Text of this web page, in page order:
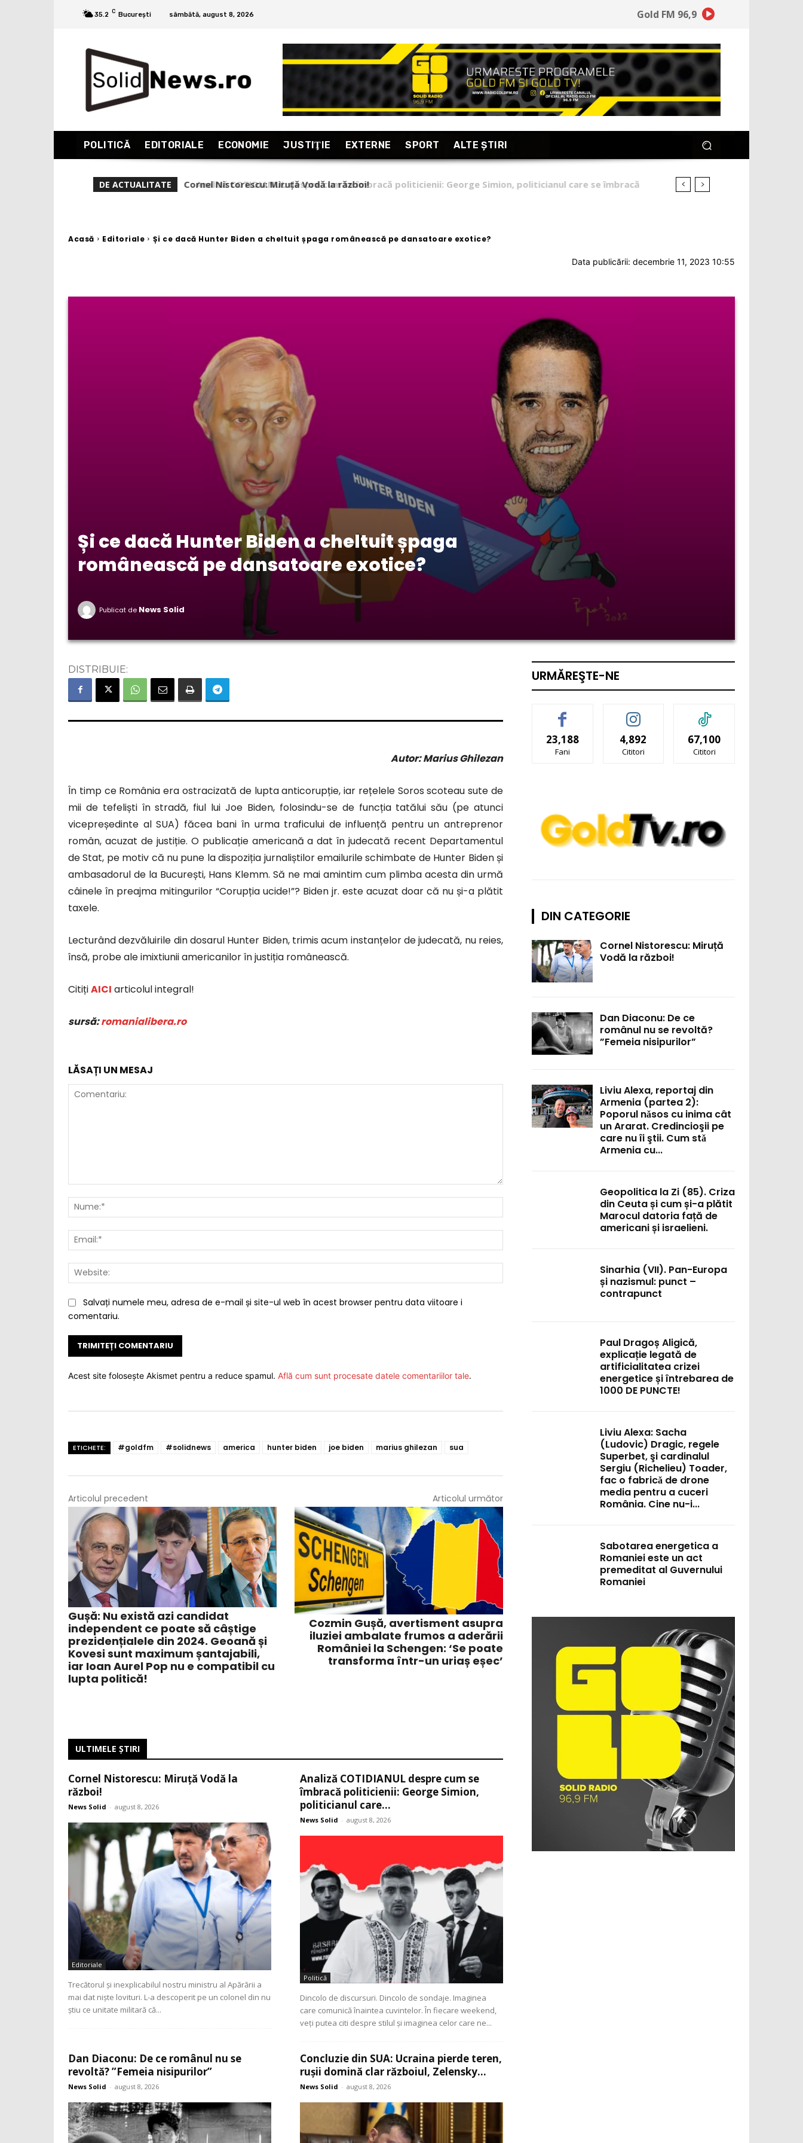
35.2 C București sâmbătă, august 8, 2026 Gold FM 96,9
POLITICĂ EDITORIALE ECONOMIE JUSTIŢIE EXTERNE SPORT ALTE ŞTIRI
DE ACTUALITATE
Analiză COTIDIANUL despre cum se îmbracă politicienii: George Simion, politicianul care se îmbracă
Acasă Editoriale Și ce dacă Hunter Biden a cheltuit șpaga românească pe dansatoare exotice?
Data publicării: decembrie 11, 2023 10:55
Și ce dacă Hunter Biden a cheltuit șpaga
românească pe dansatoare exotice?
Publicat de News Solid
DISTRIBUIE:
Autor: Marius Ghilezan
În timp ce România era ostracizată de lupta anticorupție, iar rețelele Soros scoteau sute de
mii de tefeliști în stradă, fiul lui Joe Biden, folosindu-se de funcția tatălui său (pe atunci
vicepreședinte al SUA) făcea bani în urma traficului de influență pentru un antreprenor
român, acuzat de justiție. O publicație americană a dat în judecată recent Departamentul
de Stat, pe motiv că nu pune la dispoziția jurnaliștilor emailurile schimbate de Hunter Biden și
ambasadorul de la București, Hans Klemm. Să ne mai amintim cum plimba acesta din urmă
câinele în preajma mitingurilor “Corupția ucide!”? Biden jr. este acuzat doar că nu și-a plătit
taxele.
Lecturând dezvăluirile din dosarul Hunter Biden, trimis acum instanțelor de judecată, nu reies,
însă, probe ale imixtiunii americanilor în justiția românească.
CitițiAICI articolul integral!
sursă:romanialibera.ro
LĂSAȚI UN MESAJ
Salvați numele meu, adresa de e-mail și site-ul web în acest browser pentru data viitoare i
comentariu.
Acest site folosește Akismet pentru a reduce spamul. Află cum sunt procesate datele comentariilor tale.
ETICHETE: #goldfm #solidnews america hunter biden joe biden marius ghilezan sua
Articolul precedent
Gușă: Nu există azi candidat
independent ce poate să câștige
prezidențialele din 2024. Geoană și
Kovesi sunt maximum șantajabili,
iar Ioan Aurel Pop nu e compatibil cu
lupta politică!
Articolul următor
Cozmin Gușă, avertisment asupra
iluziei ambalate frumos a aderării
României la Schengen: ‘Se poate
transforma într-un uriaș eșec’
ULTIMELE ŞTIRI
Cornel Nistorescu: Miruță Vodă la
război!
News Solid - august 8, 2026
Editoriale
Trecătorul și inexplicabilul nostru ministru al Apărării a
mai dat niște lovituri. L-a descoperit pe un colonel din nu
știu ce unitate militară că...
Analiză COTIDIANUL despre cum se
îmbracă politicienii: George Simion,
politicianul care...
News Solid - august 8, 2026
Politică
Dincolo de discursuri. Dincolo de sondaje. Imaginea
care comunică înaintea cuvintelor. În fiecare weekend,
veți putea citi despre stilul și imaginea celor care ne...
Dan Diaconu: De ce românul nu se
revoltă? ”Femeia nisipurilor”
News Solid - august 8, 2026
Concluzie din SUA: Ucraina pierde teren,
rușii domină clar războiul, Zelensky...
News Solid - august 8, 2026
URMĂREŞTE-NE
23,188
Fani
4,892
Cititori
67,100
Cititori
DIN CATEGORIE
Cornel Nistorescu: Miruță
Vodă la război!
Dan Diaconu: De ce
românul nu se revoltă?
”Femeia nisipurilor”
Liviu Alexa, reportaj din
Armenia (partea 2):
Poporul nǎsos cu inima cât
un Ararat. Credincioşii pe
care nu îi ştii. Cum stǎ
Armenia cu...
Geopolitica la Zi (85). Criza
din Ceuta și cum și-a plătit
Marocul datoria față de
americani și israelieni.
Sinarhia (VII). Pan-Europa
și nazismul: punct –
contrapunct
Paul Dragoș Aligică,
explicație legată de
artificialitatea crizei
energetice și întrebarea de
1000 DE PUNCTE!
Liviu Alexa: Sacha
(Ludovic) Dragic, regele
Superbet, şi cardinalul
Sergiu (Richelieu) Toader,
fac o fabricǎ de drone
media pentru a cuceri
România. Cine nu-i...
Sabotarea energetica a
Romaniei este un act
premeditat al Guvernului
Romaniei